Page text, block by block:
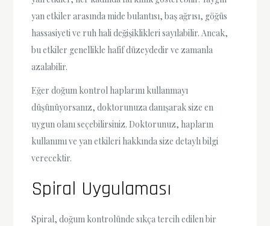
yan etkiler arasında mide bulantısı, baş ağrısı, göğüs
hassasiyeti ve ruh hali değişiklikleri sayılabilir. Ancak,
bu etkiler genellikle hafif düzeydedir ve zamanla
azalabilir.
Eğer doğum kontrol haplarını kullanmayı
düşünüyorsanız, doktorunuza danışarak size en
uygun olanı seçebilirsiniz. Doktorunuz, hapların
kullanımı ve yan etkileri hakkında size detaylı bilgi
verecektir.
Spiral Uygulaması
Spiral, doğum kontrolünde sıkça tercih edilen bir